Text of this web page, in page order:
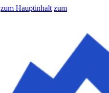
zum Hauptinhalt zum